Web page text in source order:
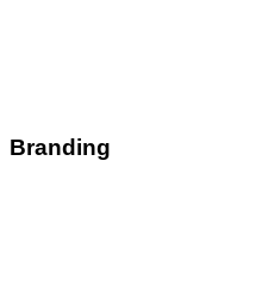
Branding